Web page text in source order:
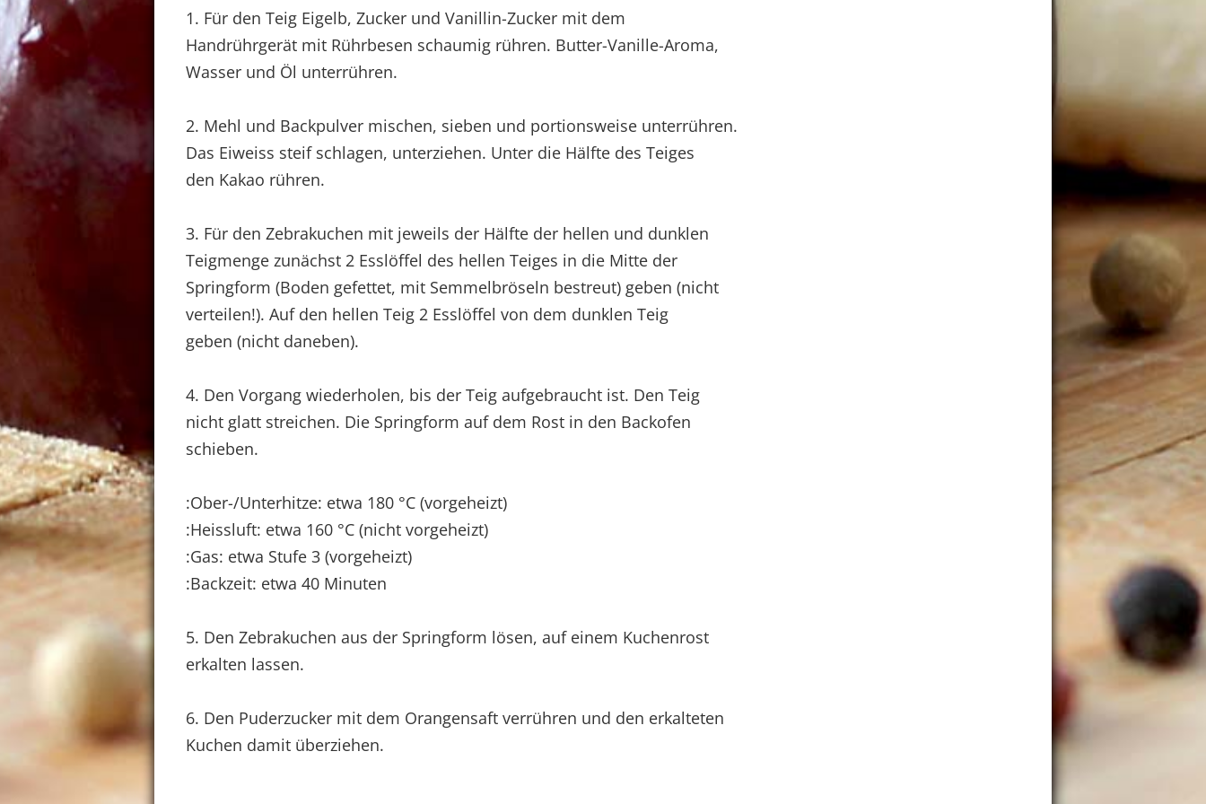
1. Für den Teig Eigelb, Zucker und Vanillin-Zucker mit dem
Handrührgerät mit Rührbesen schaumig rühren. Butter-Vanille-Aroma,
Wasser und Öl unterrühren.
2. Mehl und Backpulver mischen, sieben und portionsweise unterrühren.
Das Eiweiss steif schlagen, unterziehen. Unter die Hälfte des Teiges
den Kakao rühren.
3. Für den Zebrakuchen mit jeweils der Hälfte der hellen und dunklen
Teigmenge zunächst 2 Esslöffel des hellen Teiges in die Mitte der
Springform (Boden gefettet, mit Semmelbröseln bestreut) geben (nicht
verteilen!). Auf den hellen Teig 2 Esslöffel von dem dunklen Teig
geben (nicht daneben).
4. Den Vorgang wiederholen, bis der Teig aufgebraucht ist. Den Teig
nicht glatt streichen. Die Springform auf dem Rost in den Backofen
schieben.
:Ober-/Unterhitze: etwa 180 °C (vorgeheizt)
:Heissluft: etwa 160 °C (nicht vorgeheizt)
:Gas: etwa Stufe 3 (vorgeheizt)
:Backzeit: etwa 40 Minuten
5. Den Zebrakuchen aus der Springform lösen, auf einem Kuchenrost
erkalten lassen.
6. Den Puderzucker mit dem Orangensaft verrühren und den erkalteten
Kuchen damit überziehen.